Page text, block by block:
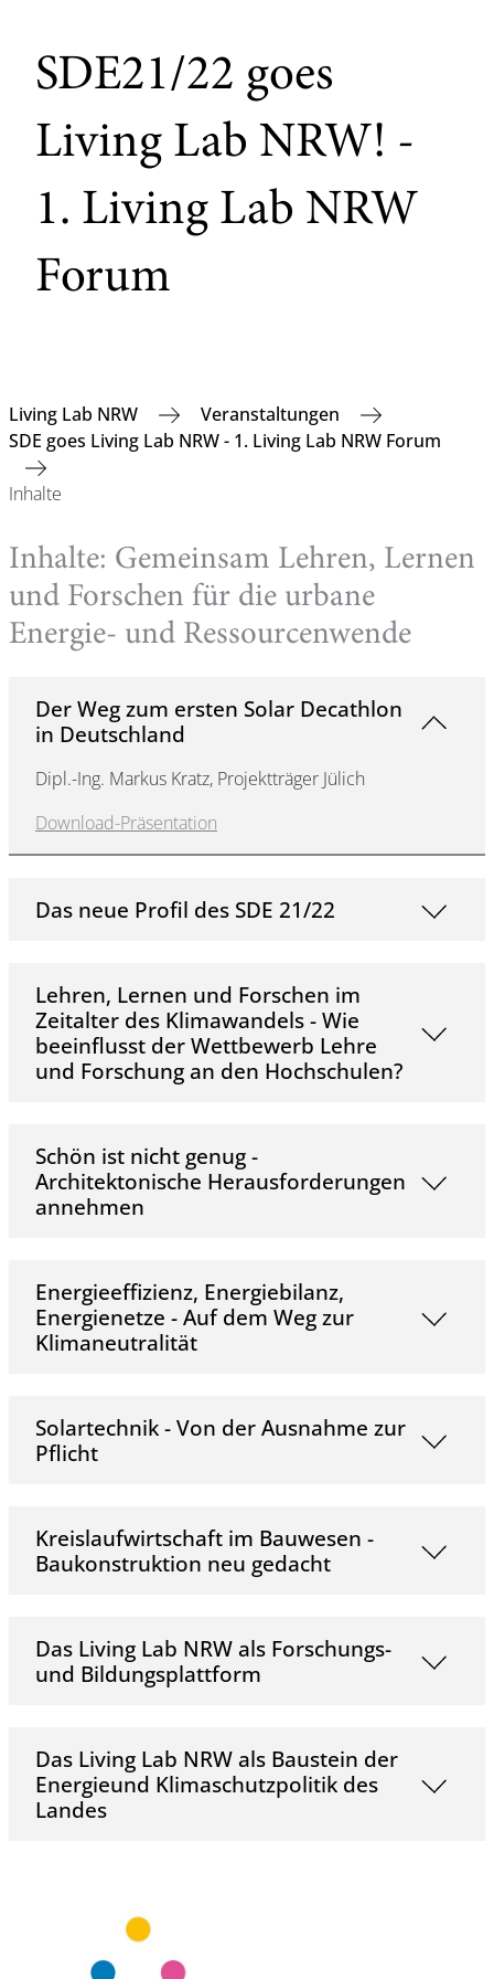
SDE21/22 goes
Living Lab NRW! -
1. Living Lab NRW
Forum
Living Lab NRW
Veranstaltungen
SDE goes Living Lab NRW - 1. Living Lab NRW Forum
Inhalte
Inhalte: Gemeinsam Lehren, Lernen
und Forschen für die urbane
Energie- und Ressourcenwende
Der Weg zum ersten Solar Decathlon
in Deutschland
Dipl.-Ing. Markus Kratz, Projektträger Jülich
Download-Präsentation
Das neue Profil des SDE 21/22
Lehren, Lernen und Forschen im
Zeitalter des Klimawandels - Wie
beeinflusst der Wettbewerb Lehre
und Forschung an den Hochschulen?
Schön ist nicht genug -
Architektonische Herausforderungen
annehmen
Energieeffizienz, Energiebilanz,
Energienetze - Auf dem Weg zur
Klimaneutralität
Solartechnik - Von der Ausnahme zur
Pflicht
Kreislaufwirtschaft im Bauwesen -
Baukonstruktion neu gedacht
Das Living Lab NRW als Forschungs-
und Bildungsplattform
Das Living Lab NRW als Baustein der
Energieund Klimaschutzpolitik des
Landes